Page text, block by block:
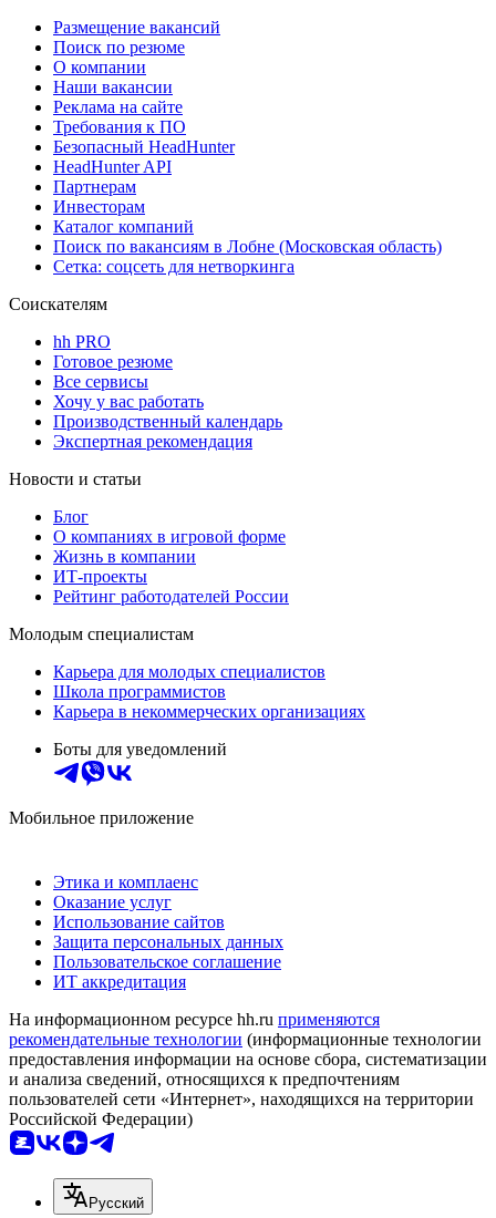
Размещение вакансий
Поиск по резюме
О компании
Наши вакансии
Реклама на сайте
Требования к ПО
Безопасный HeadHunter
HeadHunter API
Партнерам
Инвесторам
Каталог компаний
Поиск по вакансиям в Лобне (Московская область)
Сетка: соцсеть для нетворкинга
Соискателям
hh PRO
Готовое резюме
Все сервисы
Хочу у вас работать
Производственный календарь
Экспертная рекомендация
Новости и статьи
Блог
О компаниях в игровой форме
Жизнь в компании
ИТ-проекты
Рейтинг работодателей России
Молодым специалистам
Карьера для молодых специалистов
Школа программистов
Карьера в некоммерческих организациях
Боты для уведомлений
Мобильное приложение
Этика и комплаенс
Оказание услуг
Использование сайтов
Защита персональных данных
Пользовательское соглашение
ИТ аккредитация
На информационном ресурсе hh.ru применяются
рекомендательные технологии (информационные технологии
предоставления информации на основе сбора, систематизации
и анализа сведений, относящихся к предпочтениям
пользователей сети «Интернет», находящихся на территории
Российской Федерации)
Русский